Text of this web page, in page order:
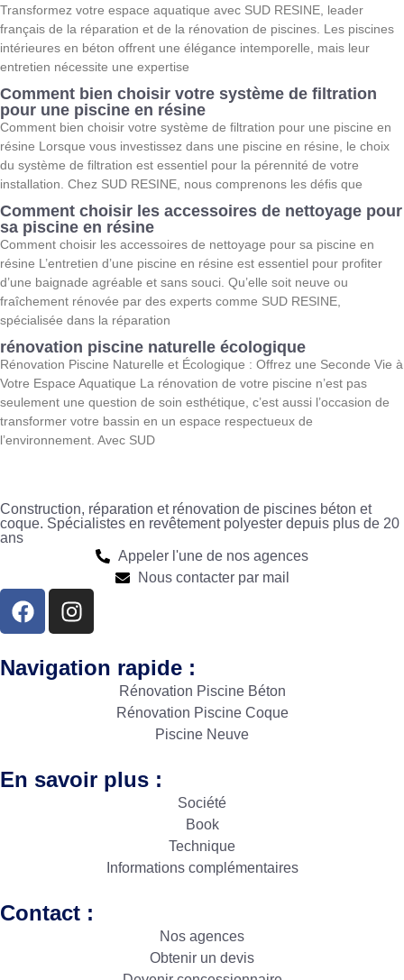
Transformez votre espace aquatique avec SUD RESINE, leader
français de la réparation et de la rénovation de piscines. Les piscines
intérieures en béton offrent une élégance intemporelle, mais leur
entretien nécessite une expertise
Comment bien choisir votre système de filtration
pour une piscine en résine
Comment bien choisir votre système de filtration pour une piscine en
résine Lorsque vous investissez dans une piscine en résine, le choix
du système de filtration est essentiel pour la pérennité de votre
installation. Chez SUD RESINE, nous comprenons les défis que
Comment choisir les accessoires de nettoyage pour
sa piscine en résine
Comment choisir les accessoires de nettoyage pour sa piscine en
résine L’entretien d’une piscine en résine est essentiel pour profiter
d’une baignade agréable et sans souci. Qu’elle soit neuve ou
fraîchement rénovée par des experts comme SUD RESINE,
spécialisée dans la réparation
rénovation piscine naturelle écologique
Rénovation Piscine Naturelle et Écologique : Offrez une Seconde Vie à
Votre Espace Aquatique La rénovation de votre piscine n’est pas
seulement une question de soin esthétique, c’est aussi l’occasion de
transformer votre bassin en un espace respectueux de
l’environnement. Avec SUD
Construction, réparation et rénovation de piscines béton et
coque. Spécialistes en revêtement polyester depuis plus de 20
ans
Appeler l'une de nos agences
Nous contacter par mail
Navigation rapide :
Rénovation Piscine Béton
Rénovation Piscine Coque
Piscine Neuve
En savoir plus :
Société
Book
Technique
Informations complémentaires
Contact :
Nos agences
Obtenir un devis